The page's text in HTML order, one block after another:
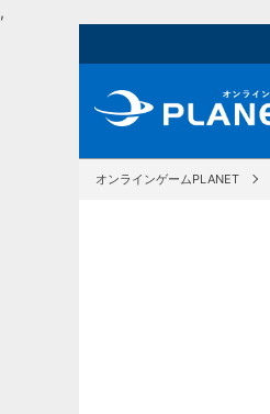
,
オンラインゲームPLANET